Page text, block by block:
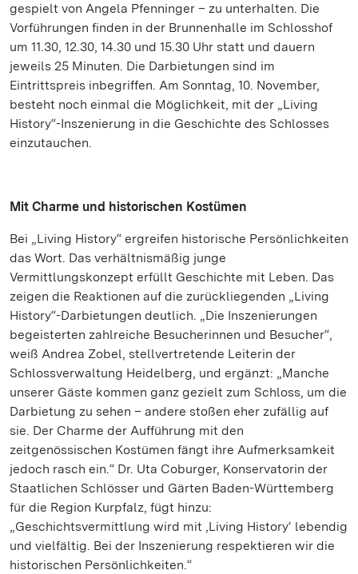
gespielt von Angela Pfenninger – zu unterhalten. Die
Vorführungen finden in der Brunnenhalle im Schlosshof
um 11.30, 12.30, 14.30 und 15.30 Uhr statt und dauern
jeweils 25 Minuten. Die Darbietungen sind im
Eintrittspreis inbegriffen. Am Sonntag, 10. November,
besteht noch einmal die Möglichkeit, mit der „Living
History“-Inszenierung in die Geschichte des Schlosses
einzutauchen.
Mit Charme und historischen Kostümen
Bei „Living History“ ergreifen historische Persönlichkeiten
das Wort. Das verhältnismäßig junge
Vermittlungskonzept erfüllt Geschichte mit Leben. Das
zeigen die Reaktionen auf die zurückliegenden „Living
History“-Darbietungen deutlich. „Die Inszenierungen
begeisterten zahlreiche Besucherinnen und Besucher“,
weiß Andrea Zobel, stellvertretende Leiterin der
Schlossverwaltung Heidelberg, und ergänzt: „Manche
unserer Gäste kommen ganz gezielt zum Schloss, um die
Darbietung zu sehen – andere stoßen eher zufällig auf
sie. Der Charme der Aufführung mit den
zeitgenössischen Kostümen fängt ihre Aufmerksamkeit
jedoch rasch ein.“ Dr. Uta Coburger, Konservatorin der
Staatlichen Schlösser und Gärten Baden-Württemberg
für die Region Kurpfalz, fügt hinzu:
„Geschichtsvermittlung wird mit ‚Living History‘ lebendig
und vielfältig. Bei der Inszenierung respektieren wir die
historischen Persönlichkeiten.“